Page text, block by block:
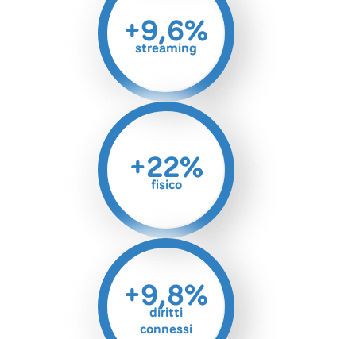
+9,6%
streaming
+22%
fisico
+9,8%
diritti
connessi